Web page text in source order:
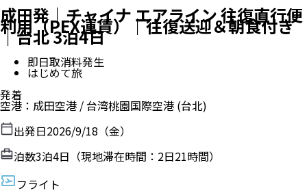
成田発｜チャイナ エアライン 往復直行便
利用（PEX運賃）｜往復送迎＆朝食付き
｜台北 3泊4日
即日取消料発生
はじめて旅
発着
空港 ： 成田空港 /台湾桃園国際空港 (台北)
出発日2026/9/18（金）
泊数3泊4日（現地滞在時間： 2日21時間）
フライト